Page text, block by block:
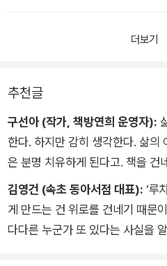
어주는 이들로 느껴집니다. 어떤
또 어떤 이는 빌려간 책에 대한 감
리즈가 루차 리브로에 1권밖에 없
요. 재밌었으니까 기증할게요˝ 하
습니다. 공과 사가 넘나드는 장소
아니라, 저마다 손닿는 곳에 있는
이러한 경험의 축적이 ‘공‘에 대
함께 만들어나가는 첫걸음이 되기
다. 결국 그 시점에서는 저희가 놓
로 어느새 장터 운영에서도 멀어졌
읽었을 때, 장터라는 형태는 아니
마을 시장처럼 되어 있다는 것을
생각을 ‘오므라이스 라디오‘라는
으로 쓰는 것 외에도 저희가 읽어
활의 나눔을 실천하고 있습니다.
서 나눠주고 싶다는 것과 비슷한
국 나는 손님을 포기하게 만들기
할 것이며 언제나 판으로 찍어낸
자주 이런 말을 한다. 우리 가게는
난번에 왔을 때와는 뭔가 다르다
당연한 일이지.
다나카 모토코, <1층 혁명: 사설
조성>
이는 공간의 규칙에 대해서도 할
니다. ˝딱히 완벽하지 않아도 괜찮
않아˝, ˝당신은 엉망이 아니야˝ 등
저도 이 활동에서 도움을 받았습니
니다. ˝지금을 소중히 여기면 돼˝,
정적인 시뮬레이션을 해보자˝ 등
말을 잔뜩 만났고, 그것은 지금도
남아 있습니다. 또 참가자들의 배
고민도 큰 도움이 되었습니다.
마다의 ‘뜻대로 되자 않음’을 서
니다. 저는 그런 병원 한 구석에서
니다.
더보기
추천글
구선아 (작가, 책방연희 운영자):
한다. 하지만 감히 생각한다. 삶의
은 분명 치유하게 된다고. 책을 건
독서를 한 아오키 미아코는 결국
의 ‘창문’에서 불어오는 바람이 그
신의 방식으로 공공의 감각을 잃지
김영건 (속초 동아서점 대표): ‘루
게 만드는 건 위로를 건네기 때문
다다른 누군가 또 있다는 사실을